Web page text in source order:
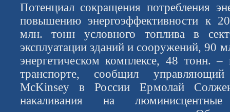
Потенциал сокращения потребления
повышению энергоэффективности к
млн. тонн условного топлива в
эксплуатации зданий и сооружений, 90
энергетическом комплексе, 48 тонн.
транспорте, сообщил
McKinsey в России Ермолай
накаливания на